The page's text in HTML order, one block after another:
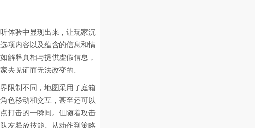
体验中显现出来，让玩家沉
项内容以及蕴含的信息和情
解释真相与提供虚假信息，
去见证而无法改变的。
限制不同，地图采用了庭箱
色移动和交互，甚至还可以
打击的一瞬间。但随着攻击
友释放技能。从动作到策略